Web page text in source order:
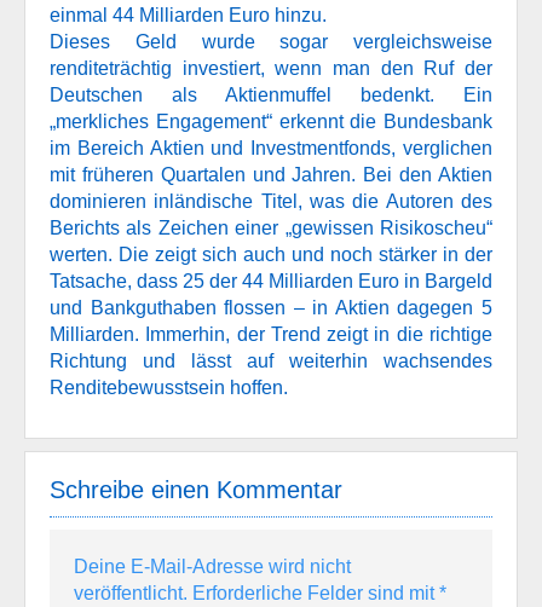
einmal 44 Milliarden Euro hinzu.
Dieses Geld wurde sogar vergleichsweise
renditeträchtig investiert, wenn man den Ruf der
Deutschen als Aktienmuffel bedenkt. Ein
„merkliches Engagement“ erkennt die Bundesbank
im Bereich Aktien und Investmentfonds, verglichen
mit früheren Quartalen und Jahren. Bei den Aktien
dominieren inländische Titel, was die Autoren des
Berichts als Zeichen einer „gewissen Risikoscheu“
werten. Die zeigt sich auch und noch stärker in der
Tatsache, dass 25 der 44 Milliarden Euro in Bargeld
und Bankguthaben flossen – in Aktien dagegen 5
Milliarden. Immerhin, der Trend zeigt in die richtige
Richtung und lässt auf weiterhin wachsendes
Renditebewusstsein hoffen.
Schreibe einen Kommentar
Deine E-Mail-Adresse wird nicht
veröffentlicht. Erforderliche Felder sind mit*